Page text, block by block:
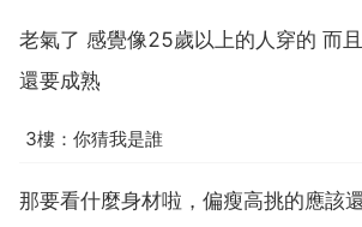
老氣了 感覺像25歲以上的人穿的 而
還要成熟
3樓：你猜我是誰
那要看什麼身材啦，偏瘦高挑的應該還